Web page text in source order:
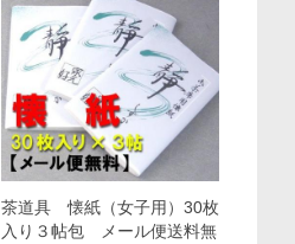
茶道具 懐紙（女子用）30枚
入り３帖包 メール便送料無